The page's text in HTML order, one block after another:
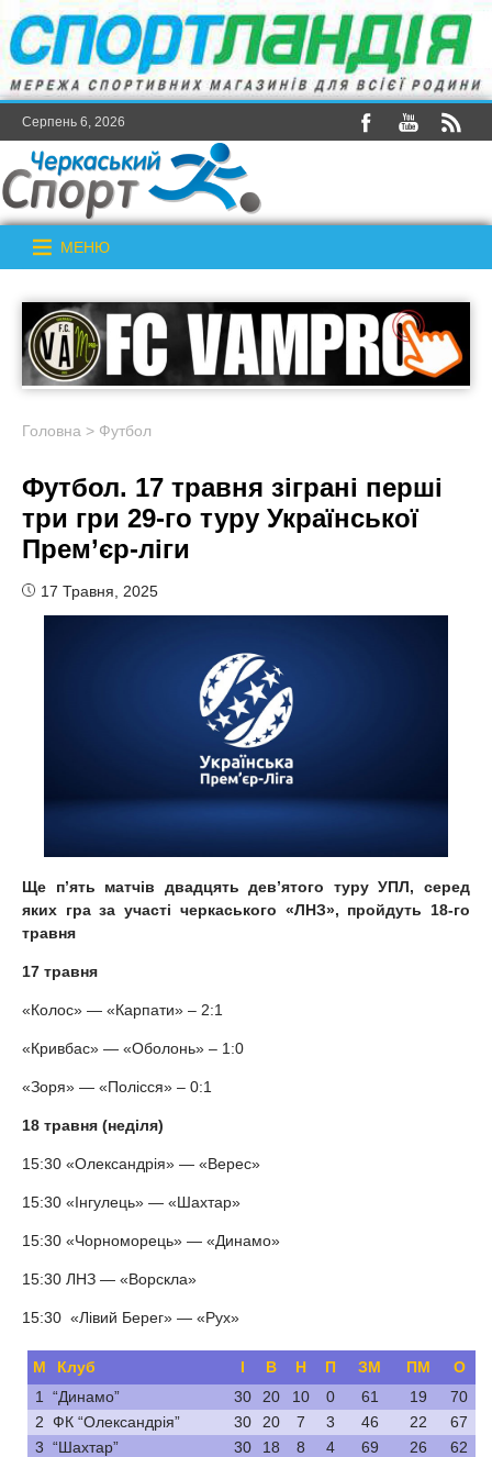
Серпень 6, 2026
МЕНЮ
Головна > Футбол
Футбол. 17 травня зіграні перші
три гри 29-го туру Української
Прем’єр-ліги
17 Травня, 2025
Ще п’ять матчів двадцять дев’ятого туру УПЛ, серед
яких гра за участі черкаського «ЛНЗ», пройдуть 18-го
травня
17 травня
«Колос» — «Карпати» – 2:1
«Кривбас» — «Оболонь» – 1:0
«Зоря» — «Полісся» – 0:1
18 травня (неділя)
15:30 «Олександрія» — «Верес»
15:30 «Інгулець» — «Шахтар»
15:30 «Чорноморець» — «Динамо»
15:30 ЛНЗ — «Ворскла»
15:30 «Лівий Берег» — «Рух»
М Клуб І В Н П ЗМ ПМ
О
1
“Динамо” 30 20 10 0 61 19
70
2 ФК “Олександрія” 30 20 7 3 46 22
67
3 “Шахтар” 30 18 8 4 69 26
62